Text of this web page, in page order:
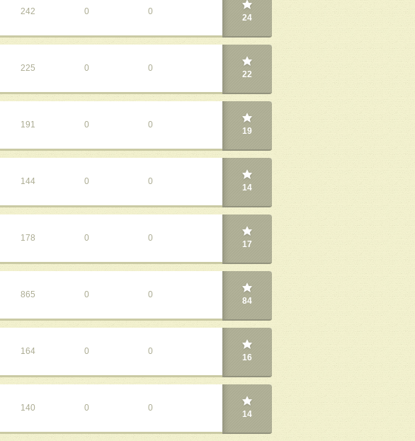
242 0 0
24
225 0 0
22
191 0 0
19
144 0 0
14
178 0 0
17
865 0 0
84
164 0 0
16
140 0 0
14